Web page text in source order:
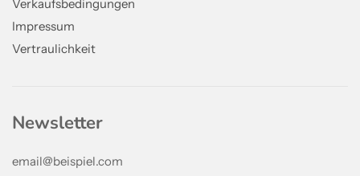
Verkaufsbedingungen
Impressum
Vertraulichkeit
Newsletter